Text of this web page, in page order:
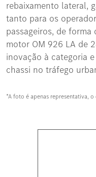
rebaixamento lateral,
tanto para os
passageiros, de forma
motor OM 926 LA de
inovação à categoria
chassi no tráfego
*A foto é apenas representativa,